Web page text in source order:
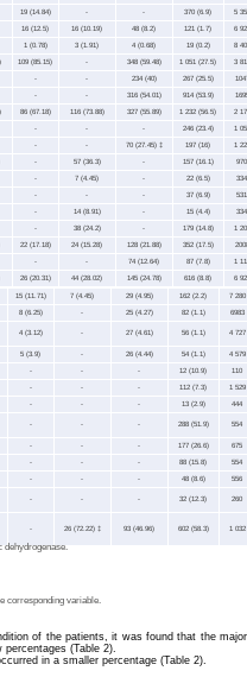
19 (14.84) - - 370 (6.9) 5
16 (12.5) 16 (10.19) 48 (8.2) 121 (1.7) 6
1 (0.78) 3 (1.91) 4 (0.68) 19 (0.2) 8
109 (85.15) - 348 (59.48) 1 051 (27.5) 3
- - 234 (40) 267 (25.5)
- - 316 (54.01) 914 (53.9)
86 (67.18) 116 (73.88) 327 (55.89) 1 232 (56.5) 2
- - - 246 (23.4) 1
- - 70 (27.45) ‡ 197 (16) 1
- 57 (36.3) - 157 (16.1) 970
- 7 (4.45) - 22 (6.5) 334
- - - 37 (6.9) 531
- 14 (8.91) - 15 (4.4) 334
- 38 (24.2) - 179 (14.8) 1
22 (17.18) 24 (15.28) 128 (21.88) 352 (17.5)
- - 74 (12.64) 87 (7.8) 1
26 (20.31) 44 (28.02) 145 (24.78) 616 (8.8) 6
15 (11.71) 7 (4.45) 29 (4.95) 162 (2.2) 7 280
8 (6.25) - 25 (4.27) 82 (1.1) 6983
4 (3.12) - 27 (4.61) 56 (1.1) 4 727
5 (3.9) - 26 (4.44) 54 (1.1) 4 579
- - - 12 (10.9) 110
- - - 112 (7.3) 1 529
- - - 13 (2.9) 444
- - - 288 (51.9) 554
- - - 177 (26.6) 675
- - - 88 (15.8) 554
- - - 48 (8.6) 556
- - - 32 (12.3) 260
- 26 (72.22) ‡ 93 (46.96) 602 (58.3) 1 032
dehydrogenase.
corresponding variable.
of the patients, it was found that the
(Table 2).
in a smaller percentage (Table 2).